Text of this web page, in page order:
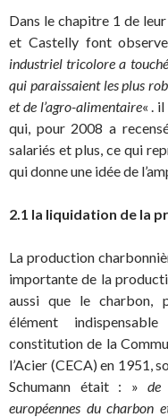
Dans le chapitre 1 de
et Castelly font
industriel tricolore a
qui paraissaient les plus
et de l’agro-alimentaire« .
qui, pour 2008 a
salariés et plus, ce qui
qui donne une idée de
2.1 la liquidation de la
La production
importante de la
aussi que le charbon,
élément
constitution de la
l’Acier (CECA) en 1951,
Schumann était : » de
européennes du charbon